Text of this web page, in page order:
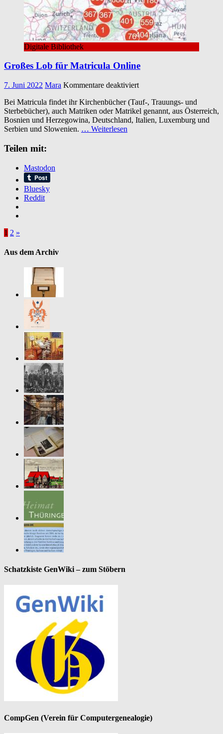
Digitale Bibliothek
Großes Lob für Matricula Online
7. Juni 2022 Mara Kommentare deaktiviertfür
Lob
für
Matricula
Bei Matricula findet ihr Kirchenbücher (Tauf-, Trauungs- und
Sterbebücher), auch Matriken oder Matrikel genannt, aus Österreich,
Bosnien und Herzegowina, Deutschland, Italien, Luxemburg und
Serbien und Slowenien. … Weiterlesen
Teilen mit:
Mastodon
Bluesky
Reddit
Seitennummerierung
der
1 2 »
Aus dem Archiv
Schatzkiste GenWiki – zum Stöbern
CompGen (Verein für Computergenealogie)